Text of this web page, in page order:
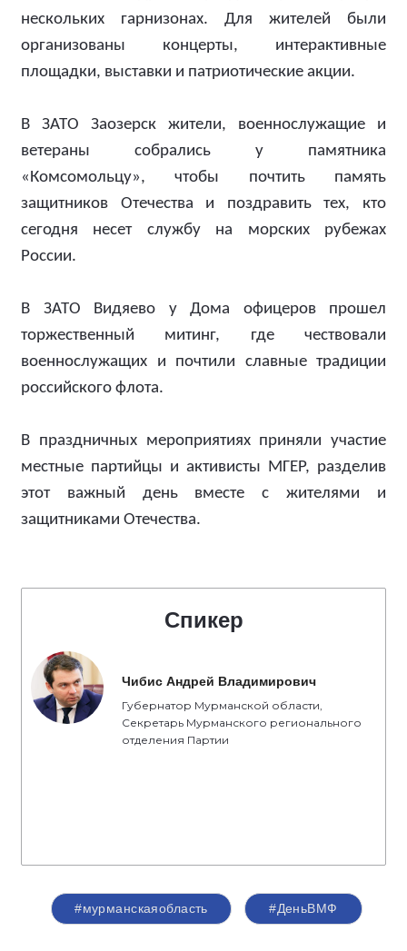
нескольких гарнизонах. Для жителей были
организованы концерты, интерактивные
площадки, выставки и патриотические акции.
В ЗАТО Заозерск жители, военнослужащие и
ветераны собрались у памятника
«Комсомольцу», чтобы почтить память
защитников Отечества и поздравить тех, кто
сегодня несет службу на морских рубежах
России.
В ЗАТО Видяево у Дома офицеров прошел
торжественный митинг, где чествовали
военнослужащих и почтили славные традиции
российского флота.
В праздничных мероприятиях приняли участие
местные партийцы и активисты МГЕР, разделив
этот важный день вместе с жителями и
защитниками Отечества.
Спикер
Чибис Андрей Владимирович
Губернатор Мурманской области,
Секретарь Мурманского регионального
отделения Партии
#мурманскаяобласть #ДеньВМФ